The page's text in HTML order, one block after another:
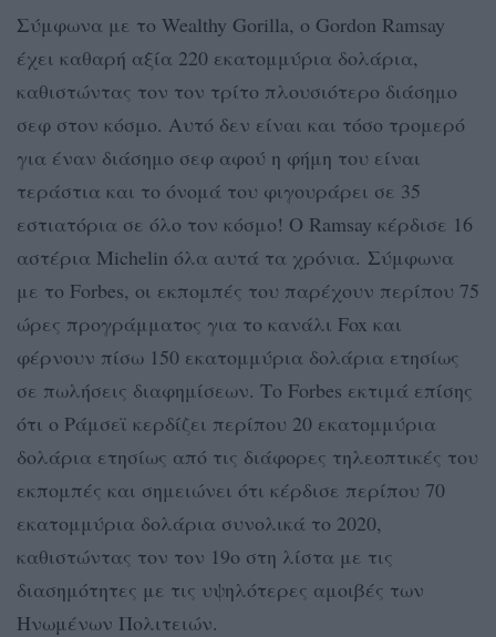
Σύμφωνα με το Wealthy Gorilla, ο Gordon Ramsay
έχει καθαρή αξία 220 εκατομμύρια δολάρια,
καθιστώντας τον τον τρίτο πλουσιότερο διάσημο
σεφ στον κόσμο. Αυτό δεν είναι και τόσο τρομερό
για έναν διάσημο σεφ αφού η φήμη του είναι
τεράστια και το όνομά του φιγουράρει σε 35
εστιατόρια σε όλο τον κόσμο! Ο Ramsay κέρδισε 16
αστέρια Michelin όλα αυτά τα χρόνια. Σύμφωνα
με το Forbes, οι εκπομπές του παρέχουν περίπου 75
ώρες προγράμματος για το κανάλι Fox και
φέρνουν πίσω 150 εκατομμύρια δολάρια ετησίως
σε πωλήσεις διαφημίσεων. Το Forbes εκτιμά επίσης
ότι ο Ράμσεϊ κερδίζει περίπου 20 εκατομμύρια
δολάρια ετησίως από τις διάφορες τηλεοπτικές του
εκπομπές και σημειώνει ότι κέρδισε περίπου 70
εκατομμύρια δολάρια συνολικά το 2020,
καθιστώντας τον τον 19ο στη λίστα με τις
διασημότητες με τις υψηλότερες αμοιβές των
Ηνωμένων Πολιτειών.